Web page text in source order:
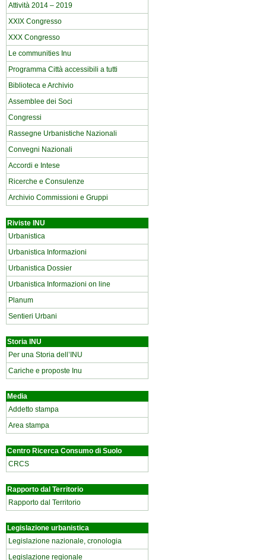
Attività 2014 – 2019
XXIX Congresso
XXX Congresso
Le communities Inu
Programma Città accessibili a tutti
Biblioteca e Archivio
Assemblee dei Soci
Congressi
Rassegne Urbanistiche Nazionali
Convegni Nazionali
Accordi e Intese
Ricerche e Consulenze
Archivio Commissioni e Gruppi
Riviste INU
Urbanistica
Urbanistica Informazioni
Urbanistica Dossier
Urbanistica Informazioni on line
Planum
Sentieri Urbani
Storia INU
Per una Storia dell’INU
Cariche e proposte Inu
Media
Addetto stampa
Area stampa
Centro Ricerca Consumo di Suolo
CRCS
Rapporto dal Territorio
Rapporto dal Territorio
Legislazione urbanistica
Legislazione nazionale, cronologia
Legislazione regionale